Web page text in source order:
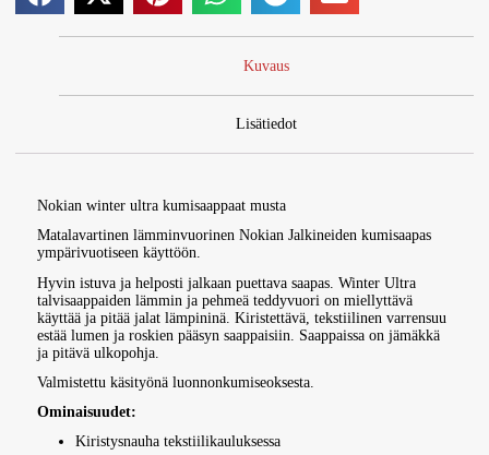
Kuvaus
Lisätiedot
Nokian winter ultra kumisaappaat musta
Matalavartinen lämminvuorinen Nokian Jalkineiden kumisaapas
ympärivuotiseen käyttöön.
Hyvin istuva ja helposti jalkaan puettava saapas. Winter Ultra
talvisaappaiden lämmin ja pehmeä teddyvuori on miellyttävä
käyttää ja pitää jalat lämpininä. Kiristettävä, tekstiilinen varrensuu
estää lumen ja roskien pääsyn saappaisiin. Saappaissa on jämäkkä
ja pitävä ulkopohja.
Valmistettu käsityönä luonnonkumiseoksesta.
Ominaisuudet:
Kiristysnauha tekstiilikauluksessa